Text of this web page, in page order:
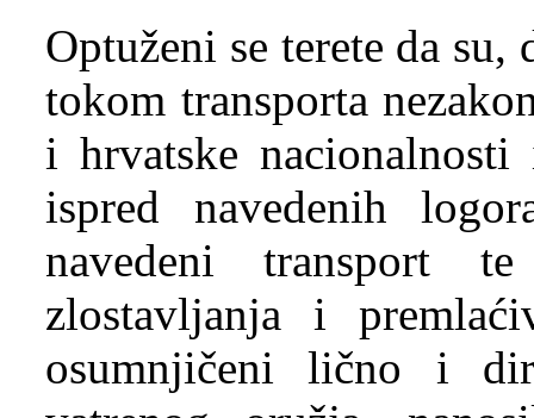
Optuženi se terete da
tokom transporta
i hrvatske
ispred navedenih
navedeni transport
zlostavljanja i
osumnjičeni lično i